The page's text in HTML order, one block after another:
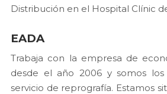
Distribución en el Hospital Clínic
EADA
Trabaja con la empresa de
desde el año 2006 y somos
servicio de reprografía. Estamos